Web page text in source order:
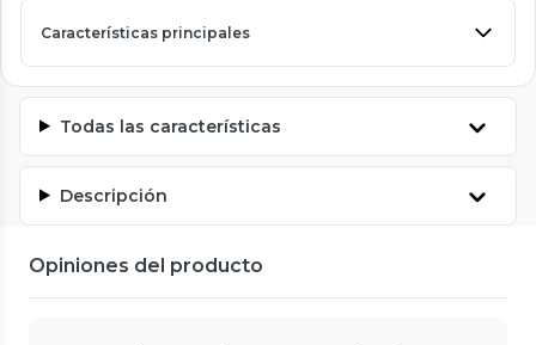
Características principales
Todas las características
Descripción
Opiniones del producto